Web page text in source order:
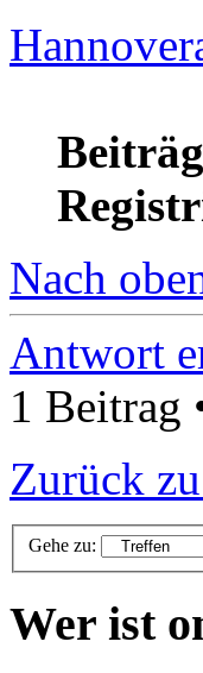
Nach
Antwort
1 Beitrag
Zurück
Gehe zu:
Wer ist